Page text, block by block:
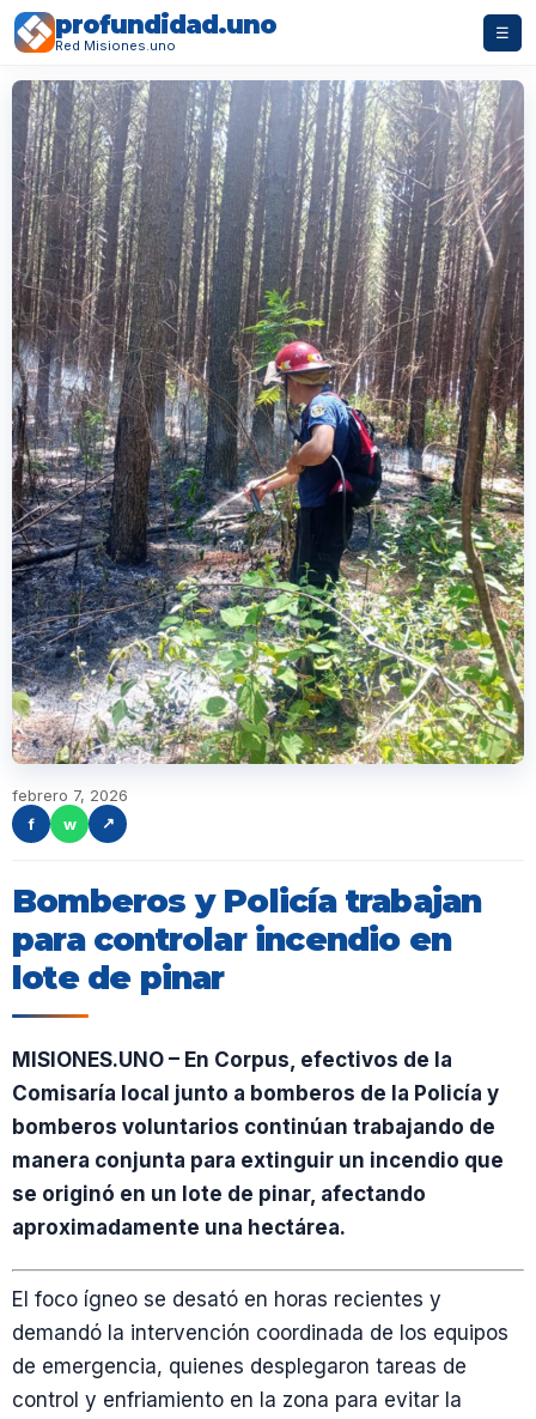
profundidad.uno
Red Misiones.uno
☰
febrero 7, 2026
f
w ↗
Bomberos y Policía trabajan
para controlar incendio en
lote de pinar
MISIONES.UNO – En Corpus, efectivos de la
Comisaría local junto a bomberos de la Policía y
bomberos voluntarios continúan trabajando de
manera conjunta para extinguir un incendio que
se originó en un lote de pinar, afectando
aproximadamente una hectárea.
El foco ígneo se desató en horas recientes y
demandó la intervención coordinada de los equipos
de emergencia, quienes desplegaron tareas de
control y enfriamiento en la zona para evitar la